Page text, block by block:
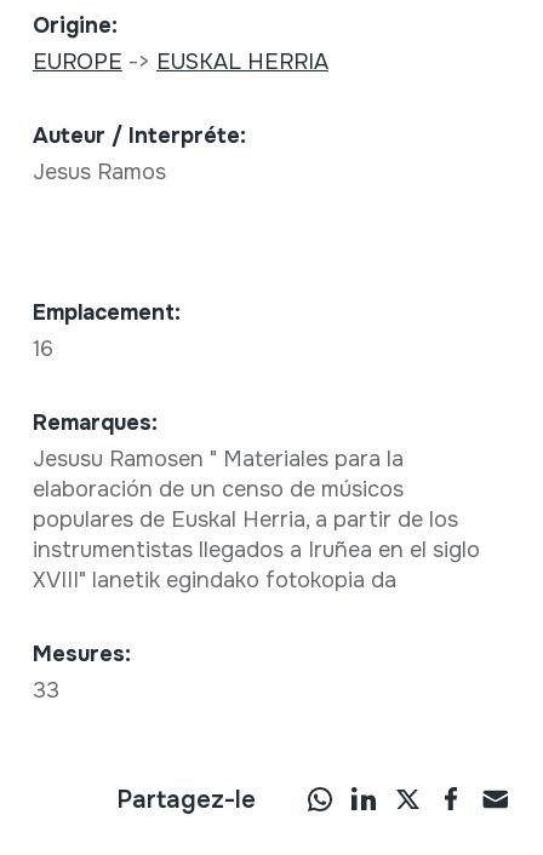
Origine:
EUROPE -> EUSKAL HERRIA
Auteur / Interpréte:
Jesus Ramos
Emplacement:
16
Remarques:
Jesusu Ramosen " Materiales para la
elaboración de un censo de músicos
populares de Euskal Herria, a partir de los
instrumentistas llegados a Iruñea en el siglo
XVIII" lanetik egindako fotokopia da
Mesures:
33
Partagez-le